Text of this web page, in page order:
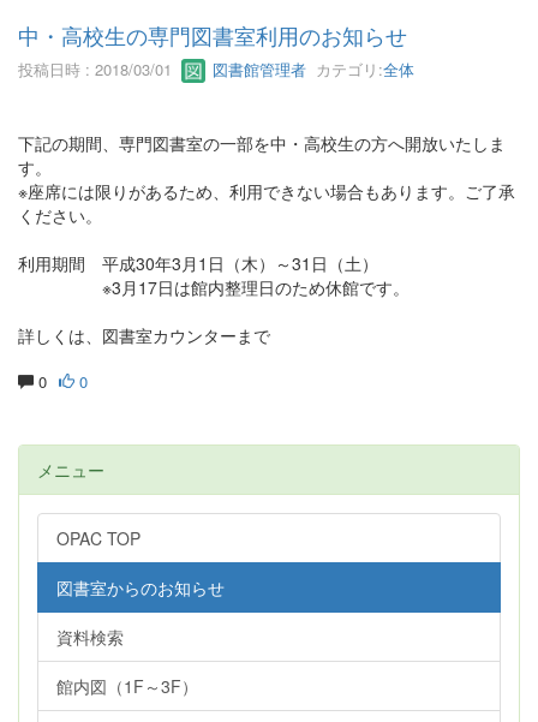
中・高校生の専門図書室利用のお知らせ
投稿日時 : 2018/03/01 図書館管理者 カテゴリ:全体
下記の期間、専門図書室の一部を中・高校生の方へ開放いたしま
す。
※座席には限りがあるため、利用できない場合もあります。ご了承
ください。
利用期間 平成30年3月1日（木）～31日（土）
※3月17日は館内整理日のため休館です。
詳しくは、図書室カウンターまで
0 0
メニュー
OPAC TOP
図書室からのお知らせ
資料検索
館内図（1F～3F）